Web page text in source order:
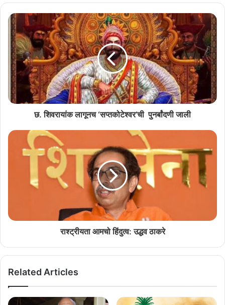
प्रधानमंत्री नरेंद्र मोदी हांणी कल्पना केल्ल्या प्रमाण भारत@100 निमतान
देशभरांत वेगवेगळे उपक्रम चालीक लायतले. हे खातीर वर्सभर गोंयांत जायत्यो
कार्यावळी घडोवन हाडटले.
शिवजयंती निमतान राज्यभरांतल्या सगल्या किल्ल्यांची जीर्णोध्दार करपा खातीर आनी
गोंयांत पर्यटनाक चालना दिवपा खातीर सरकार यत्न करता अशें मुख्यमंत्र्यांनी
सांगलें.
तशेंच आयचे तरणाटे पिळगेक शिवरायाचे विचार, ताचें राजकारण आनी ताचीं धोरणां
समजून घेवपाक मदत करपा खातीर गोंय विद्यापिठांत पयलेच खेपे संशोधन अध्यक्षाची
थापणूक जाल्या.
छ. शिवरायांक लागूनच ‘सप्तकोटेश्वर’ची पुनर्बांदणी जाली
राश्ट्रीयता आमचो हिंदुत्व: उद्धव ठाकरे
Related Articles